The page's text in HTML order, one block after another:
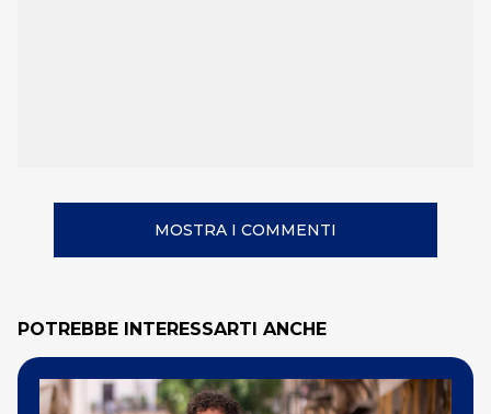
MOSTRA I COMMENTI
POTREBBE INTERESSARTI ANCHE